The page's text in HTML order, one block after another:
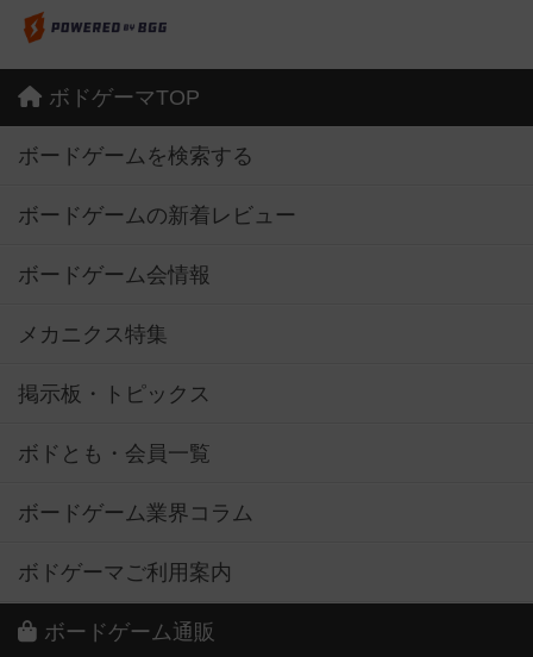
ボドゲーマTOP
ボードゲームを検索する
ボードゲームの新着レビュー
ボードゲーム会情報
メカニクス特集
掲示板・トピックス
ボドとも・会員一覧
ボードゲーム業界コラム
ボドゲーマご利用案内
ボードゲーム通販